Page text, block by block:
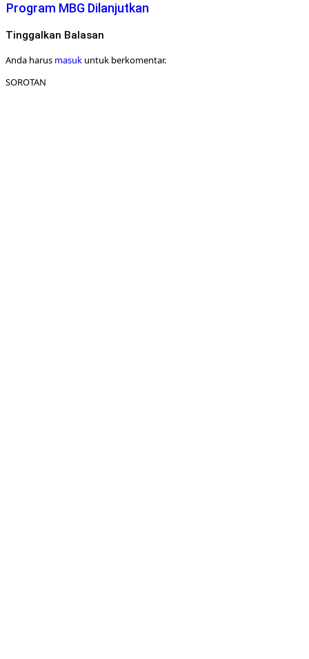
Program MBG Dilanjutkan
Tinggalkan Balasan
Anda harus masuk untuk berkomentar.
SOROTAN